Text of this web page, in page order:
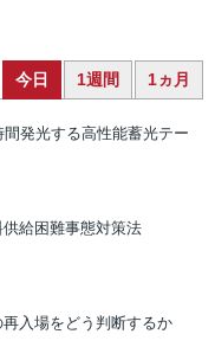
今日 1週間 1ヵ月
間発光する高性能蓄光テー
供給困難事態対策法
入場をどう判断するか